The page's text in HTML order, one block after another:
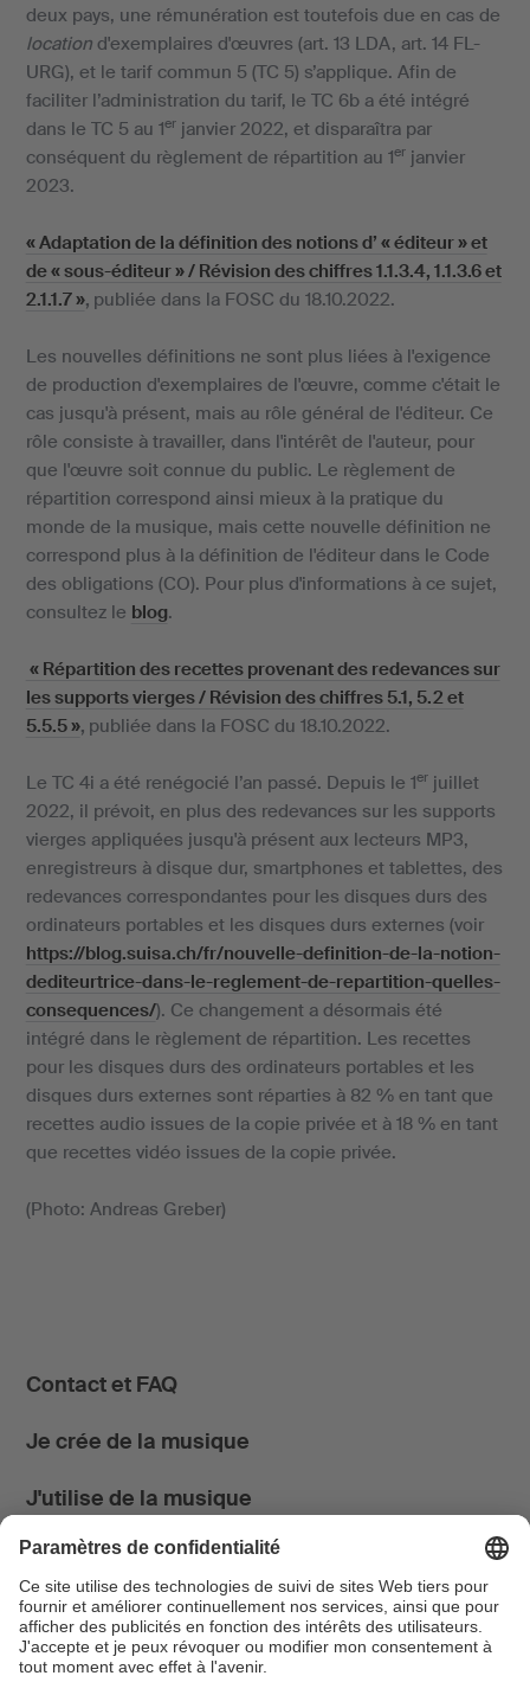
deux pays, une rémunération est toutefois due en cas de
locationd'exemplaires d'œuvres (art. 13 LDA, art. 14 FL-
URG), et le tarif commun 5 (TC 5) s’applique. Afin de
faciliter l’administration du tarif, le TC 6b a été intégré
dans le TC 5 au 1erjanvier 2022, et disparaîtra par
conséquent du règlement de répartition au 1erjanvier
2023.
« Adaptation de la définition des notions d’ « éditeur » et
de « sous-éditeur » / Révision des chiffres 1.1.3.4, 1.1.3.6 et
2.1.1.7 », publiée dans la FOSC du 18.10.2022.
Les nouvelles définitions ne sont plus liées à l'exigence
de production d'exemplaires de l'œuvre, comme c'était le
cas jusqu'à présent, mais au rôle général de l'éditeur. Ce
rôle consiste à travailler, dans l'intérêt de l'auteur, pour
que l'œuvre soit connue du public. Le règlement de
répartition correspond ainsi mieux à la pratique du
monde de la musique, mais cette nouvelle définition ne
correspond plus à la définition de l'éditeur dans le Code
des obligations (CO). Pour plus d'informations à ce sujet,
consultez le blog.
« Répartition des recettes provenant des redevances sur
les supports vierges / Révision des chiffres 5.1, 5.2 et
5.5.5 », publiée dans la FOSC du 18.10.2022.
Le TC 4i a été renégocié l’an passé. Depuis le 1erjuillet
2022, il prévoit, en plus des redevances sur les supports
vierges appliquées jusqu'à présent aux lecteurs MP3,
enregistreurs à disque dur, smartphones et tablettes, des
redevances correspondantes pour les disques durs des
ordinateurs portables et les disques durs externes (voir
https://blog.suisa.ch/fr/nouvelle-definition-de-la-notion-
dediteurtrice-dans-le-reglement-de-repartition-quelles-
consequences/). Ce changement a désormais été
intégré dans le règlement de répartition. Les recettes
pour les disques durs des ordinateurs portables et les
disques durs externes sont réparties à 82 % en tant que
recettes audio issues de la copie privée et à 18 % en tant
que recettes vidéo issues de la copie privée.
(Photo: Andreas Greber)
Contact et FAQ
Je crée de la musique
J'utilise de la musique
News & Agenda
FONDATION SUISA ↗